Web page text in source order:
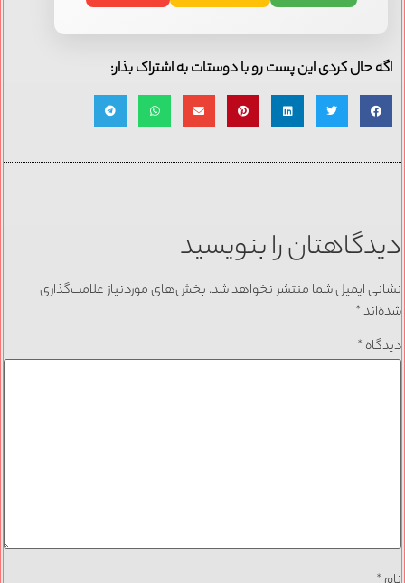
اگه حال کردی این پست رو با دوستات به اشتراک بذار:
دیدگاهتان را بنویسید
نشانی ایمیل شما منتشر نخواهد شد. بخش‌های موردنیاز علامت‌گذاری
شده‌اند*
دیدگاه *